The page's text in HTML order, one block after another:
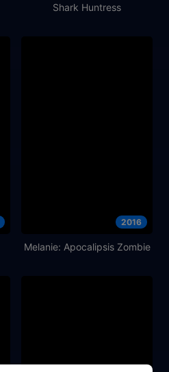
Shark Huntress
2016
Melanie: Apocalipsis Zombie